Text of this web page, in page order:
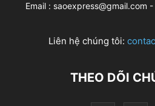
Email : saoexpress@gmail.com
Liên hệ chúng tôi:
THEO DÕI